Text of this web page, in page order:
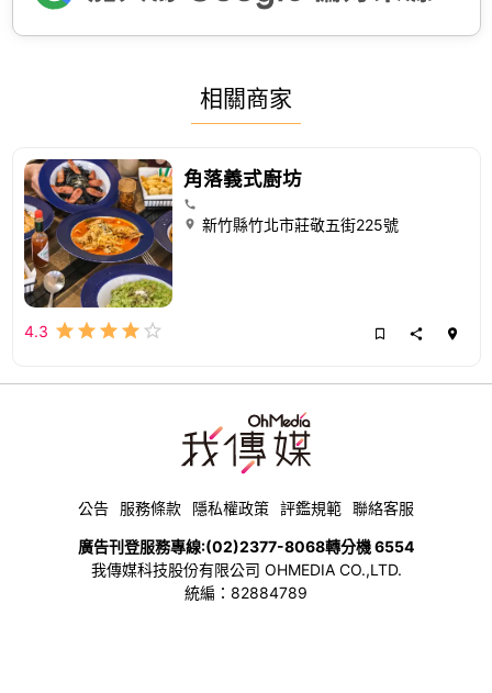
相關商家
角落義式廚坊
新竹縣竹北市莊敬五街225號
4.3
公告 服務條款 隱私權政策 評鑑規範 聯絡客服
廣告刊登服務專線:(02)2377-8068轉分機 6554
我傳媒科技股份有限公司 OHMEDIA CO.,LTD.
統編：82884789